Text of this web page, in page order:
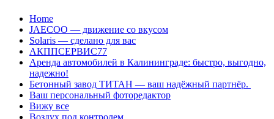
Перейти
содержанию
Home
JAECOO — движение со вкусом
Solaris — сделано для вас
АКППСЕРВИС77
Аренда автомобилей в Калининграде: быстро, выгодно,
надежно!
Бетонный завод ТИТАН — ваш надёжный партнёр.
Ваш персональный фоторедактор
Вижу все